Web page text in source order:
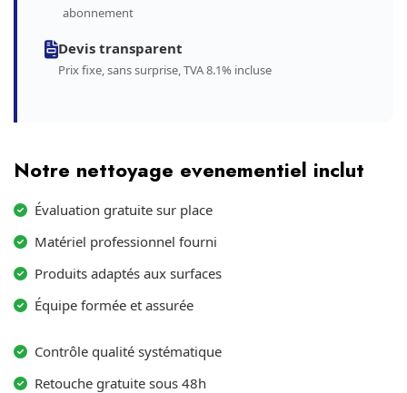
abonnement
Devis transparent
Prix fixe, sans surprise, TVA 8.1% incluse
Notre nettoyage evenementiel inclut
Évaluation gratuite sur place
Matériel professionnel fourni
Produits adaptés aux surfaces
Équipe formée et assurée
Contrôle qualité systématique
Retouche gratuite sous 48h